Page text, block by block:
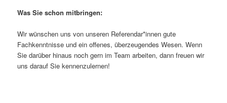
Was Sie schon mitbringen:
Wir wünschen uns von unseren Referendar*innen gute
Fachkenntnisse und ein offenes, überzeugendes Wesen. Wenn
Sie darüber hinaus noch gern im Team arbeiten, dann freuen wir
uns darauf Sie kennenzulernen!